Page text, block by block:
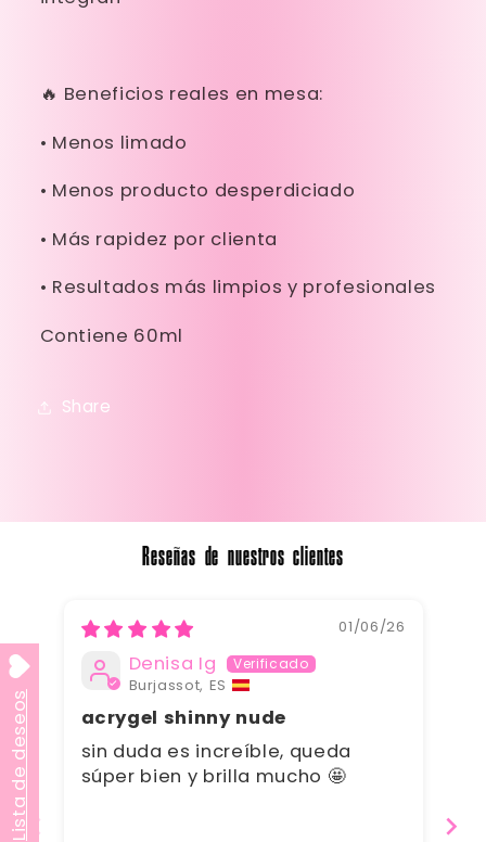
🔥 Beneficios reales en mesa:
• Menos limado
• Menos producto desperdiciado
• Más rapidez por clienta
• Resultados más limpios y profesionales
Contiene 60ml
Share
Reseñas de nuestros clientes
01/06/26
Denisa Ig
Burjassot, ES
acrygel shinny nude
sin duda es increíble, queda
súper bien y brilla mucho 🤩
Lista de deseos